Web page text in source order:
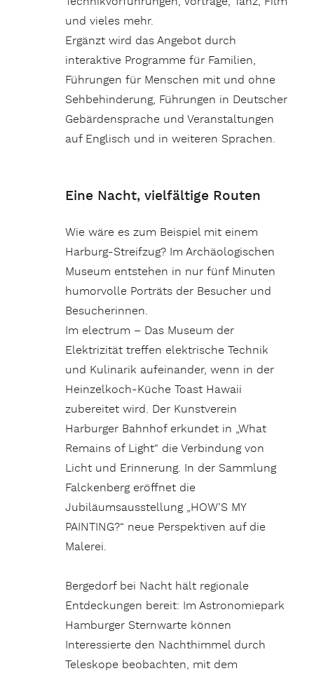
und vieles mehr.
Ergänzt wird das Angebot durch
interaktive Programme für Familien,
Führungen für Menschen mit und ohne
Sehbehinderung, Führungen in Deutscher
Gebärdensprache und Veranstaltungen
auf Englisch und in weiteren Sprachen.
Eine Nacht, vielfältige Routen
Wie wäre es zum Beispiel mit einem
Harburg-Streifzug? Im Archäologischen
Museum entstehen in nur fünf Minuten
humorvolle Porträts der Besucher und
Besucherinnen.
Im electrum – Das Museum der
Elektrizität treffen elektrische Technik
und Kulinarik aufeinander, wenn in der
Heinzelkoch-Küche Toast Hawaii
zubereitet wird. Der Kunstverein
Harburger Bahnhof erkundet in „What
Remains of Light“ die Verbindung von
Licht und Erinnerung. In der Sammlung
Falckenberg eröffnet die
Jubiläumsausstellung „HOW’S MY
PAINTING?“ neue Perspektiven auf die
Malerei.
Bergedorf bei Nacht hält regionale
Entdeckungen bereit: Im Astronomiepark
Hamburger Sternwarte können
Interessierte den Nachthimmel durch
Teleskope beobachten, mit dem